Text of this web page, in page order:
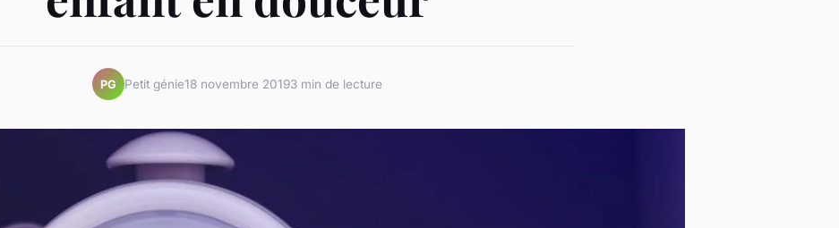
PG Petit génie18 novembre 20193 min de lecture